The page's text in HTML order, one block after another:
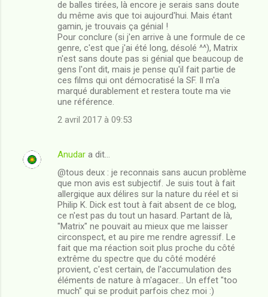
de balles tirées, là encore je serais sans doute
du même avis que toi aujourd'hui. Mais étant
gamin, je trouvais ça génial !
Pour conclure (si j'en arrive à une formule de ce
genre, c'est que j'ai été long, désolé ^^), Matrix
n'est sans doute pas si génial que beaucoup de
gens l'ont dit, mais je pense qu'il fait partie de
ces films qui ont démocratisé la SF. Il m'a
marqué durablement et restera toute ma vie
une référence.
2 avril 2017 à 09:53
Anudar a dit…
@tous deux : je reconnais sans aucun problème
que mon avis est subjectif. Je suis tout à fait
allergique aux délires sur la nature du réel et si
Philip K. Dick est tout à fait absent de ce blog,
ce n'est pas du tout un hasard. Partant de là,
"Matrix" ne pouvait au mieux que me laisser
circonspect, et au pire me rendre agressif. Le
fait que ma réaction soit plus proche du côté
extrême du spectre que du côté modéré
provient, c'est certain, de l'accumulation des
éléments de nature à m'agacer... Un effet "too
much" qui se produit parfois chez moi :)